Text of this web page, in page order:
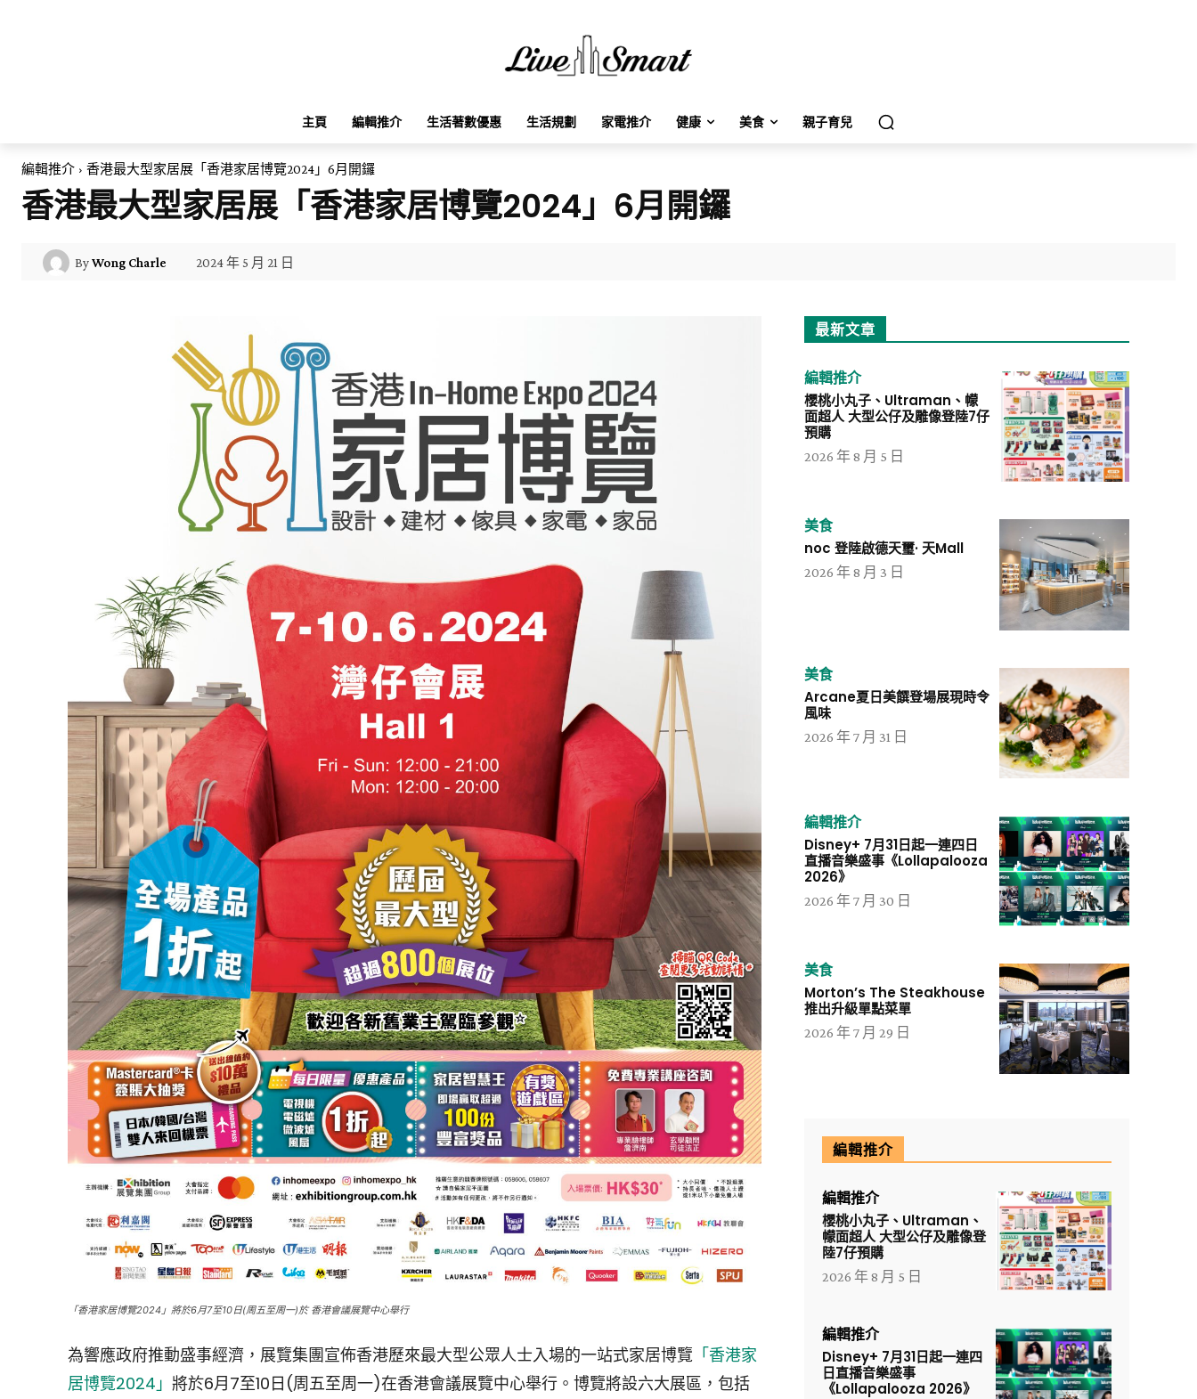
主頁 編輯推介 生活著數優惠 生活規劃 家電推介 健康 美食 親子育兒
編輯推介 香港最大型家居展「香港家居博覽2024」6月開鑼
香港最大型家居展「香港家居博覽2024」6月開鑼
ByWong Charle 2024 年 5 月 21 日
「香港家居博覽2024」將於6月7至10日(周五至周一)於 香港會議展覽中心舉行
為響應政府推動盛事經濟，展覽集團宣佈香港歷來最大型公眾人士入場的一站式家居博覽 「香港家
居博覽2024」 將於6月7至10日(周五至周一)在香港會議展覽中心舉行。博覽將設六大展區，包括
最新文章
編輯推介
櫻桃小丸子、Ultraman、幪
面超人 大型公仔及雕像登陸7仔
預購
2026 年 8 月 5 日
美食
noc 登陸啟德天璽· 天Mall
2026 年 8 月 3 日
美食
Arcane夏日美饌登場展現時令
風味
2026 年 7 月 31 日
編輯推介
Disney+ 7月31日起一連四日
直播音樂盛事《Lollapalooza
2026》
2026 年 7 月 30 日
美食
Morton’s The Steakhouse
推出升級單點菜單
2026 年 7 月 29 日
編輯推介
編輯推介
櫻桃小丸子、Ultraman、
幪面超人 大型公仔及雕像登
陸7仔預購
2026 年 8 月 5 日
編輯推介
Disney+ 7月31日起一連四
日直播音樂盛事
《Lollapalooza 2026》